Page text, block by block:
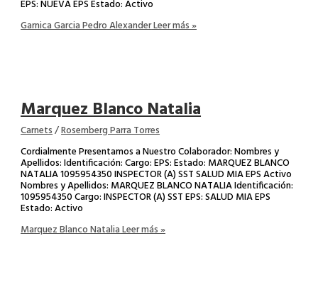
EPS: NUEVA EPS Estado: Activo
Garnica Garcia Pedro AlexanderLeer más »
Marquez Blanco Natalia
Carnets/Rosemberg Parra Torres
Cordialmente Presentamos a Nuestro Colaborador: Nombres y
Apellidos: Identificación: Cargo: EPS: Estado: MARQUEZ BLANCO
NATALIA 1095954350 INSPECTOR (A) SST SALUD MIA EPS Activo
Nombres y Apellidos: MARQUEZ BLANCO NATALIA Identificación:
1095954350 Cargo: INSPECTOR (A) SST EPS: SALUD MIA EPS
Estado: Activo
Marquez Blanco NataliaLeer más »